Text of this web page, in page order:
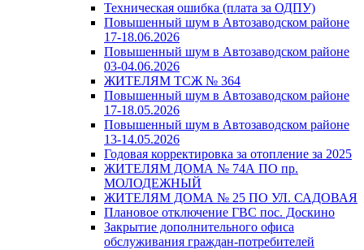
Техническая ошибка (плата за ОДПУ)
Повышенный шум в Автозаводском районе
17-18.06.2026
Повышенный шум в Автозаводском районе
03-04.06.2026
ЖИТЕЛЯМ ТСЖ № 364
Повышенный шум в Автозаводском районе
17-18.05.2026
Повышенный шум в Автозаводском районе
13-14.05.2026
Годовая корректировка за отопление за 2025
ЖИТЕЛЯМ ДОМА № 74А ПО пр.
МОЛОДЕЖНЫЙ
ЖИТЕЛЯМ ДОМА № 25 ПО УЛ. САДОВАЯ
Плановое отключение ГВС пос. Доскино
Закрытие дополнительного офиса
обслуживания граждан-потребителей